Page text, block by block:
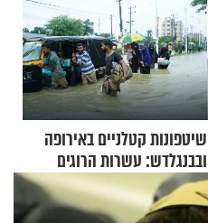
שיטפונות קטלניים באירופה
ובבנגלדש: עשרות הרוגים
ומיליון נפגעים